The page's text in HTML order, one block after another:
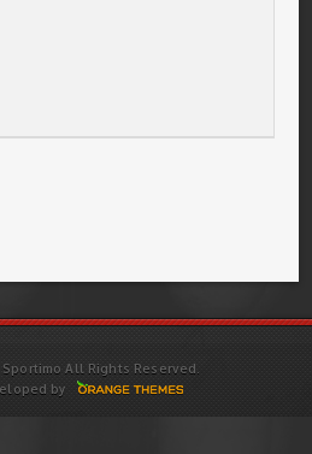
All Rights Reserved.
by